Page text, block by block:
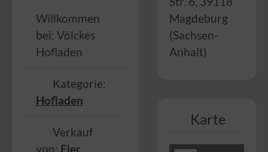
Willkommen
bei: Völckes
Hofladen
Kategorie:
Hofladen
Verkauf
von: Eier,
Magdeburg
(Sachsen-
Anhalt)
Karte